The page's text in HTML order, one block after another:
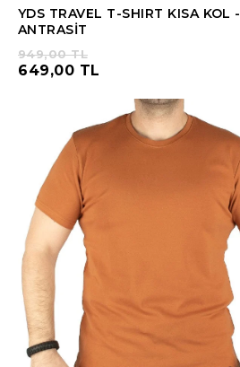
YDS TRAVEL T-SHIRT KISA KOL -
ANTRASİT
649,00 TL
949,00 TL